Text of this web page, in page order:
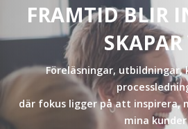
FRAMTID BLIR
SKAPAR
Föreläsningar, utbildningar,
där fokus ligger på att inspirera,
mina kunder